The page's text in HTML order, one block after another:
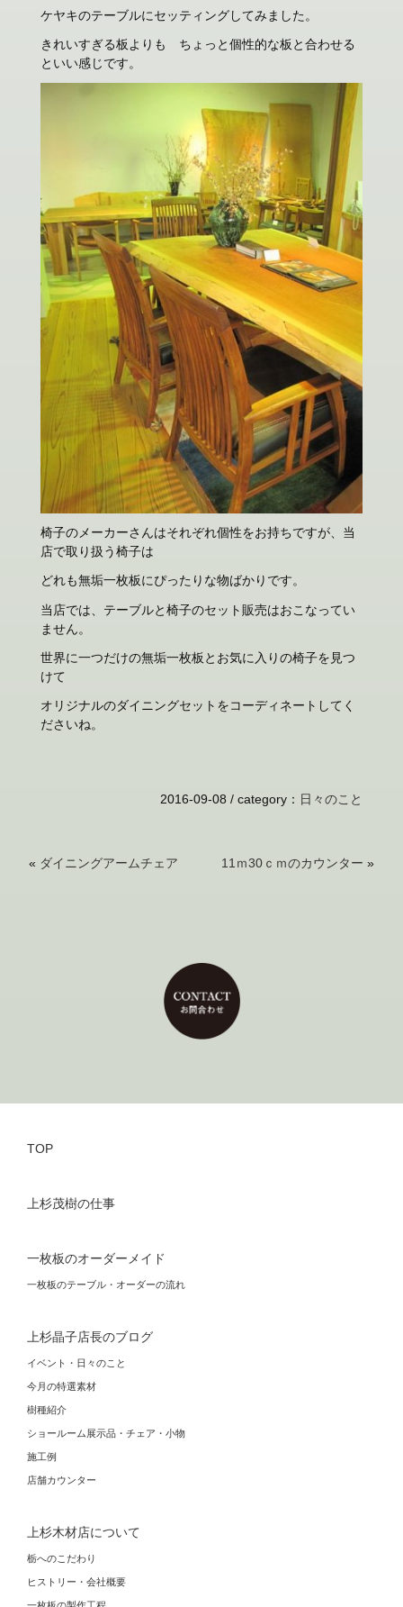
ケヤキのテーブルにセッティングしてみました。
きれいすぎる板よりも ちょっと個性的な板と合わせる
といい感じです。
椅子のメーカーさんはそれぞれ個性をお持ちですが、当
店で取り扱う椅子は
どれも無垢一枚板にぴったりな物ばかりです。
当店では、テーブルと椅子のセット販売はおこなってい
ません。
世界に一つだけの無垢一枚板とお気に入りの椅子を見つ
けて
オリジナルのダイニングセットをコーディネートしてく
ださいね。
2016-09-08 /category ： 日々のこと
« ダイニングアームチェア 11ｍ30ｃｍのカウンター »
TOP
上杉茂樹の仕事
一枚板のオーダーメイド
一枚板のテーブル・オーダーの流れ
上杉晶子店長のブログ
イベント・日々のこと
今月の特選素材
樹種紹介
ショールーム展示品・チェア・小物
施工例
店舗カウンター
上杉木材店について
栃へのこだわり
ヒストリー・会社概要